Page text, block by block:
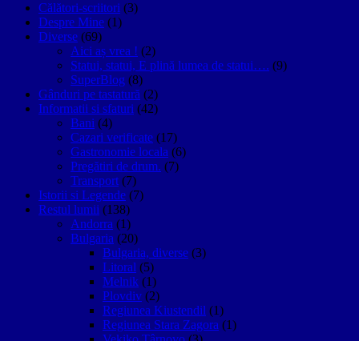
Călători-scriitori (3)
Despre Mine (1)
Diverse (69)
Aici aș vrea ! (2)
Statui, statui, E plină lumea de statui…. (9)
SuperBlog (8)
Gânduri pe tastatură (2)
Informatii si sfaturi (42)
Bani (4)
Cazari verificate (17)
Gastronomie locala (6)
Pregătiri de drum. (7)
Transport (7)
Istorii si Legende (7)
Restul lumii (138)
Andorra (1)
Bulgaria (20)
Bulgaria, diverse (3)
Litoral (5)
Melnik (1)
Plovdiv (2)
Regiunea Kiustendil (1)
Regiunea Stara Zagora (1)